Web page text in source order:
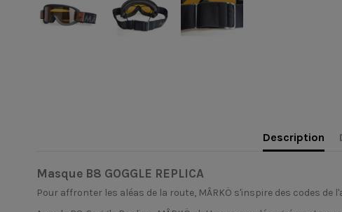
Description
Masque B8 GOGGLE REPLICA
Pour affronter les aléas de la route, MÂRKÖ s'inspire des codes